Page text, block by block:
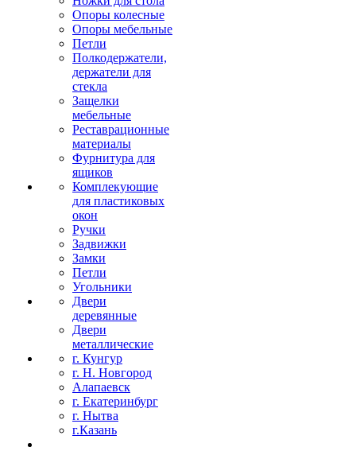
Опоры колесные
Опоры мебельные
Петли
Полкодержатели,
держатели для
стекла
Защелки
мебельные
Реставрационные
материалы
Фурнитура для
ящиков
Комплекующие
для пластиковых
окон
Ручки
Задвижки
Замки
Петли
Угольники
Двери
деревянные
Двери
металлические
г. Кунгур
г. Н. Новгород
Алапаевск
г. Екатеринбург
г. Нытва
г.Казань